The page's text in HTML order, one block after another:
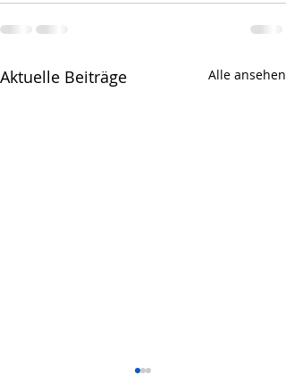
Aktuelle Beiträge Alle ansehen